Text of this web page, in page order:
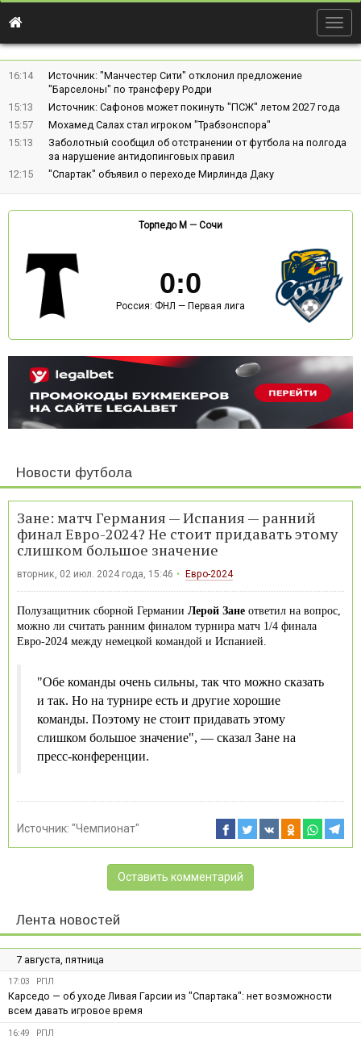
16:14
Источник: "Манчестер Сити" отклонил предложение
"Барселоны" по трансферу Родри
15:13
Источник: Сафонов может покинуть "ПСЖ" летом 2027 года
15:57
Мохамед Салах стал игроком "Трабзонспора"
15:13
Заболотный сообщил об отстранении от футбола на полгода
за нарушение антидопинговых правил
12:15
"Спартак" объявил о переходе Мирлинда Даку
Торпедо М — Сочи
0:0
Россия: ФНЛ — Первая лига
Новости футбола
Зане: матч Германия — Испания — ранний
финал Евро-2024? Не стоит придавать этому
слишком большое значение
вторник, 02 июл. 2024 года, 15:46 Евро-2024
Полузащитник сборной Германии Лерой Зане ответил на вопрос,
можно ли считать ранним финалом турнира матч 1/4 финала
Евро-2024 между немецкой командой и Испанией.
"Обе команды очень сильны, так что можно сказать
и так. Но на турнире есть и другие хорошие
команды. Поэтому не стоит придавать этому
слишком большое значение", — сказал Зане на
пресс-конференции.
Источник: "Чемпионат"
Оставить комментарий
Лента новостей
7 августа, пятница
17:03 РПЛ
Карседо — об уходе Ливая Гарсии из "Спартака": нет возможности
всем давать игровое время
16:49 РПЛ